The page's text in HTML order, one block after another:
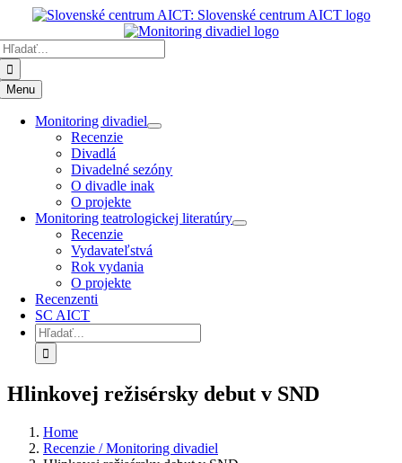
Preskočiť
obsahu
Menu
Monitoring divadiel
Recenzie
Divadlá
Divadelné sezóny
O divadle inak
O projekte
Monitoring teatrologickej literatúry
Recenzie
Vydavateľstvá
Rok vydania
O projekte
Recenzenti
SC AICT
Hľadať:
Hlinkovej režisérsky debut v SND
Home
Recenzie / Monitoring divadiel